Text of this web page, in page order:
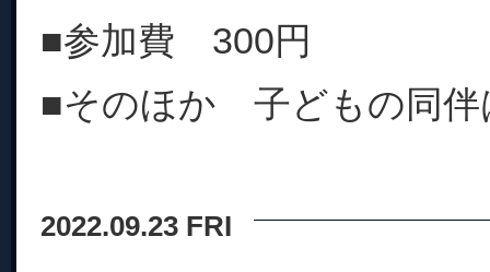
■参加費 300円
■そのほか 子どもの同伴
2022.09.23 FRI